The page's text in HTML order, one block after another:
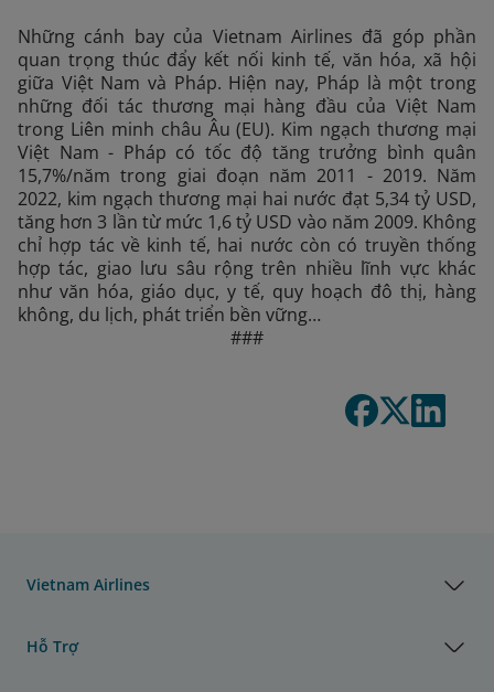
Những cánh bay của Vietnam Airlines đã góp phần
quan trọng thúc đẩy kết nối kinh tế, văn hóa, xã hội
giữa Việt Nam và Pháp. Hiện nay, Pháp là một trong
những đối tác thương mại hàng đầu của Việt Nam
trong Liên minh châu Âu (EU). Kim ngạch thương mại
Việt Nam - Pháp có tốc độ tăng trưởng bình quân
15,7%/năm trong giai đoạn năm 2011 - 2019. Năm
2022, kim ngạch thương mại hai nước đạt 5,34 tỷ USD,
tăng hơn 3 lần từ mức 1,6 tỷ USD vào năm 2009. Không
chỉ hợp tác về kinh tế, hai nước còn có truyền thống
hợp tác, giao lưu sâu rộng trên nhiều lĩnh vực khác
như văn hóa, giáo dục, y tế, quy hoạch đô thị, hàng
không, du lịch, phát triển bền vững…
###
Vietnam Airlines
Hỗ Trợ